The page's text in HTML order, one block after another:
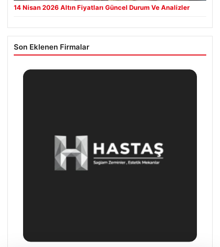
14 Nisan 2026 Altın Fiyatları Güncel Durum Ve Analizler
Son Eklenen Firmalar